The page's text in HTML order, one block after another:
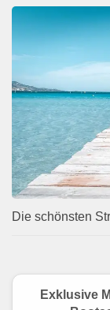
Die schönsten
Exklusive